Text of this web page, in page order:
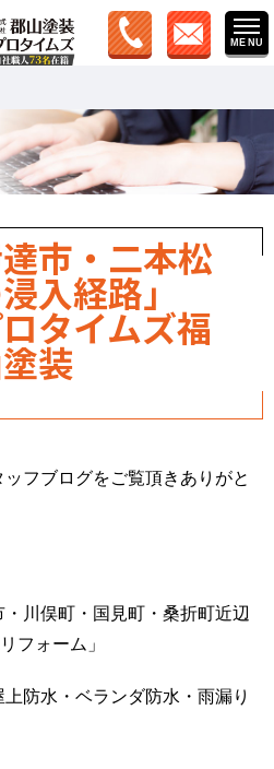
市・二本松
入経路」
タイムズ福
装
フブログをご覧頂きありがと
川俣町・国見町・桑折町近辺
フォーム」
上防水・ベランダ防水・雨漏り